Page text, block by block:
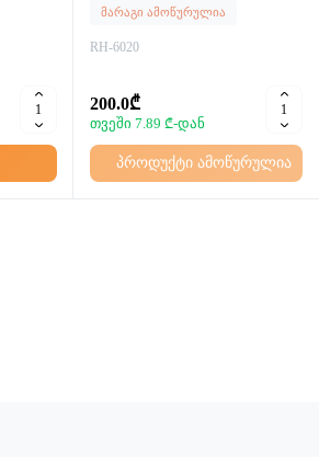
მარაგი ამოწურულია
RH-6020
200.0₾
თვეში 7.89 ₾-დან
პროდუქტი ამოწურულია